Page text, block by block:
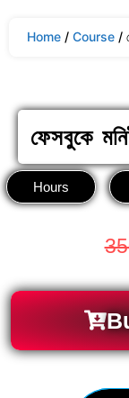
Home / Course /
​ফেসবুকে
Hours